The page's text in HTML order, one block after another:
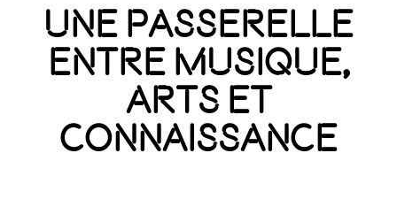
Une Passerelle
Entre Musique,
Arts Et
Connaissance